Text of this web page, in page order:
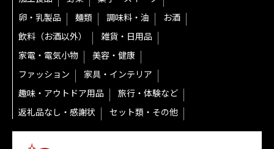
卵・乳製品
麺類 調味料・油
お酒
飲料（お酒以外）
雑貨・日用品
家電・電気小物
美容・健康
ファッション
家具・インテリア
趣味・アウトドア用品
旅行・体験など
返礼品なし・感謝状
セット類・その他